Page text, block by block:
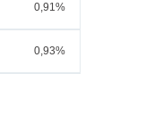
0,91%
0,93%